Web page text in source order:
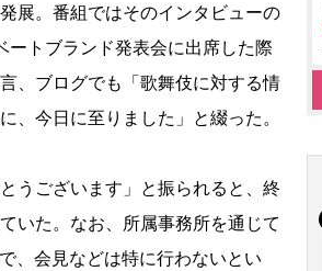
展。番組ではそのインタビューの
ートブランド発表会に出席した際
、ブログでも「歌舞伎に対する情
、今日に至りました」と綴った。
うございます」と振られると、終
いた。なお、所属事務所を通じて
、会見などは特に行わないとい